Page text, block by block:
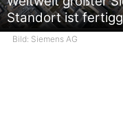
Standort ist
Bild: Siemens AG